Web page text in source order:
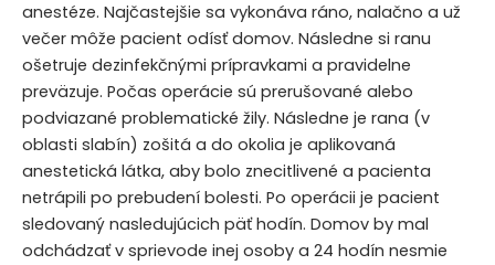
anestéze. Najčastejšie sa vykonáva ráno, nalačno a už
večer môže pacient odísť domov. Následne si ranu
ošetruje dezinfekčnými prípravkami a pravidelne
preväzuje. Počas operácie sú prerušované alebo
podviazané problematické žily. Následne je rana (v
oblasti slabín) zošitá a do okolia je aplikovaná
anestetická látka, aby bolo znecitlivené a pacienta
netrápili po prebudení bolesti. Po operácii je pacient
sledovaný nasledujúcich päť hodín. Domov by mal
odchádzať v sprievode inej osoby a 24 hodín nesmie